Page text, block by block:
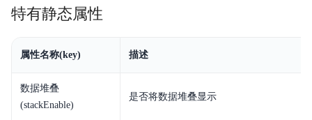
特有静态属性
属性名称(key) 描述
数据堆叠
(stackEnable)
是否将数据堆叠显示